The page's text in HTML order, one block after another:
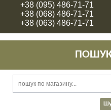
+38 (095) 486-71-71
+38 (068) 486-71-71
+38 (063) 486-71-71